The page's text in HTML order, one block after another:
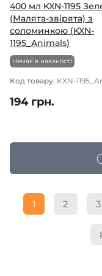
400 мл KXN-1195
(Малята-звірята) з
соломинкою (KXN-
1195_Animals)
Немає в наявності
Код товару: KXN-
194 грн.
1 2 3